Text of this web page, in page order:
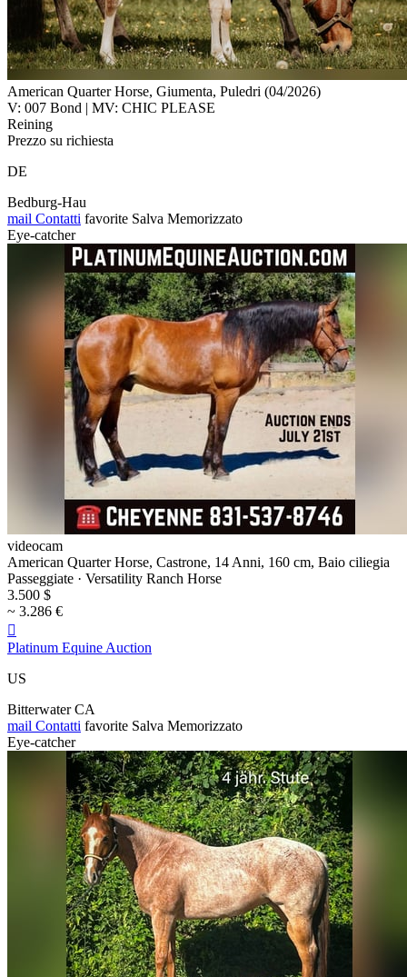
American Quarter Horse, Giumenta, Puledri (04/2026)
V: 007 Bond | MV: CHIC PLEASE
Reining
Prezzo su richiesta
DE
Bedburg-Hau
mail Contatti favorite Salva Memorizzato
Eye-catcher
videocam
American Quarter Horse, Castrone, 14 Anni, 160 cm, Baio ciliegia
Passeggiate · Versatility Ranch Horse
3.500 $
~ 3.286 €

Platinum Equine Auction
US
Bitterwater CA
mail Contatti favorite Salva Memorizzato
Eye-catcher